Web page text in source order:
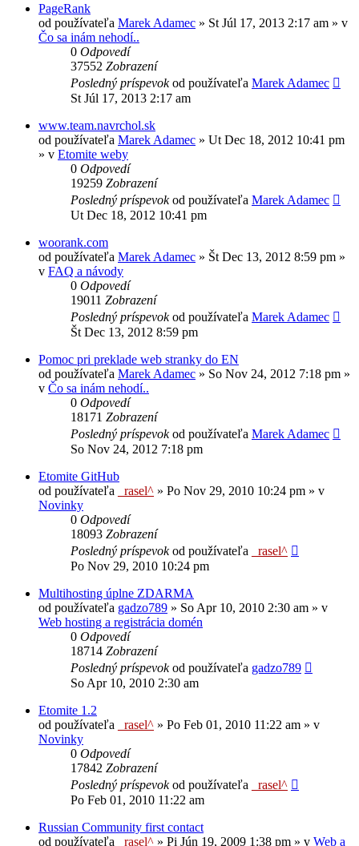
PageRank
od používateľa Marek Adamec » St Júl 17, 2013 2:17 am » v
Čo sa inám nehodí..
0 Odpovedí
37552 Zobrazení
Posledný príspevokod používateľa Marek Adamec
St Júl 17, 2013 2:17 am
www.team.navrchol.sk
od používateľa Marek Adamec » Ut Dec 18, 2012 10:41 pm
» v Etomite weby
0 Odpovedí
19259 Zobrazení
Posledný príspevokod používateľa Marek Adamec
Ut Dec 18, 2012 10:41 pm
woorank.com
od používateľa Marek Adamec » Št Dec 13, 2012 8:59 pm »
v FAQ a návody
0 Odpovedí
19011 Zobrazení
Posledný príspevokod používateľa Marek Adamec
Št Dec 13, 2012 8:59 pm
Pomoc pri preklade web stranky do EN
od používateľa Marek Adamec » So Nov 24, 2012 7:18 pm »
v Čo sa inám nehodí..
0 Odpovedí
18171 Zobrazení
Posledný príspevokod používateľa Marek Adamec
So Nov 24, 2012 7:18 pm
Etomite GitHub
od používateľa
_rasel^ » Po Nov 29, 2010 10:24 pm » v
Novinky
0 Odpovedí
18093 Zobrazení
Posledný príspevokod používateľa
_rasel^
Po Nov 29, 2010 10:24 pm
Multihosting úplne ZDARMA
od používateľa gadzo789 » So Apr 10, 2010 2:30 am » v
Web hosting a registrácia domén
0 Odpovedí
18714 Zobrazení
Posledný príspevokod používateľa gadzo789
So Apr 10, 2010 2:30 am
Etomite 1.2
od používateľa
_rasel^ » Po Feb 01, 2010 11:22 am » v
Novinky
0 Odpovedí
17842 Zobrazení
Posledný príspevokod používateľa
_rasel^
Po Feb 01, 2010 11:22 am
Russian Community first contact
od používateľa
_rasel^ » Pi Jún 19, 2009 1:38 pm » v Web a